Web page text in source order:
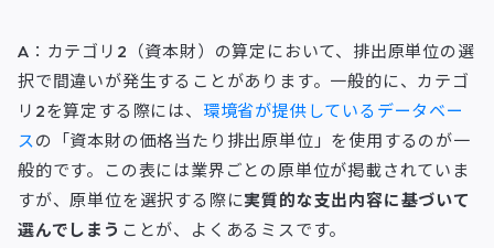
A：カテゴリ2（資本財）の算定において、排出原単位の選
択で間違いが発生することがあります。一般的に、カテゴ
リ2を算定する際には、 環境省が提供しているデータベー
スの「資本財の価格当たり排出原単位」を使用するのが一
般的です。この表には業界ごとの原単位が掲載されていま
すが、原単位を選択する際に実質的な支出内容に基づいて
選んでしまう ことが、よくあるミスです。